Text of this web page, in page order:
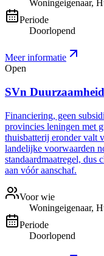
Woningeigenaar,
Periode
Doorlopend
Meer informatie
Open
SVn
Financiering, geen
provincies leningen met
thuisbatterij eronder valt
landelijke voorwaarden
standaardmaatregel, dus
aan vóór aanschaf.
Voor wie
Woningeigenaar,
Periode
Doorlopend